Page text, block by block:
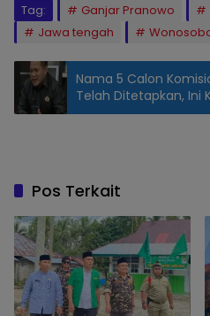
Tag: Ganjar Pranowo
Jawa tengah
Nama 5 Calon
Telah Ditetapkan, Ini
Miswanto
Pos Terkait